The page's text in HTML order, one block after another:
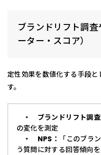
ブランドリフト調
ーター・スコア）
定性効果を数値化する手段
す。
・ ブランドリフト調
の変化を測定
・ NPS：
「このブラ
う質問に対する回答傾向